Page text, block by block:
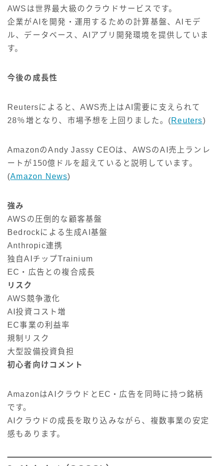
AWSは世界最大級のクラウドサービスです。
企業がAIを開発・運用するための計算基盤、AIモデ
ル、データベース、AIアプリ開発環境を提供していま
す。
今後の成長性
Reutersによると、AWS売上はAI需要に支えられて
28％増となり、市場予想を上回りました。(Reuters)
AmazonのAndy Jassy CEOは、AWSのAI売上ランレ
ートが150億ドルを超えていると説明しています。
(Amazon News)
強み
AWSの圧倒的な顧客基盤
Bedrockによる生成AI基盤
Anthropic連携
独自AIチップTrainium
EC・広告との複合成長
リスク
AWS競争激化
AI投資コスト増
EC事業の利益率
規制リスク
大型設備投資負担
初心者向けコメント
AmazonはAIクラウドとEC・広告を同時に持つ銘柄
です。
AIクラウドの成長を取り込みながら、複数事業の安定
感もあります。